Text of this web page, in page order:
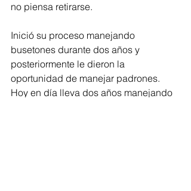
no piensa retirarse.
Inició su proceso manejando
busetones durante dos años y
posteriormente le dieron la
oportunidad de manejar padrones.
Hoy en día lleva dos años manejando